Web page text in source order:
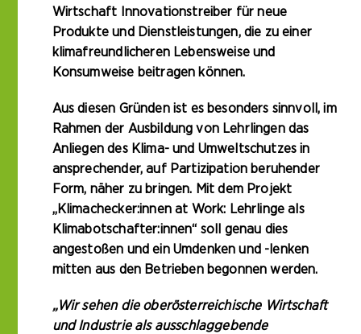
Wirtschaft Innovationstreiber für neue
Produkte und Dienstleistungen, die zu einer
klimafreundlicheren Lebensweise und
Konsumweise beitragen können.
Aus diesen Gründen ist es besonders sinnvoll, im
Rahmen der Ausbildung von Lehrlingen das
Anliegen des Klima- und Umweltschutzes in
ansprechender, auf Partizipation beruhender
Form, näher zu bringen. Mit dem Projekt
„Klimachecker:innen at Work: Lehrlinge als
Klimabotschafter:innen“ soll genau dies
angestoßen und ein Umdenken und -lenken
mitten aus den Betrieben begonnen werden.
„Wir sehen die oberösterreichische Wirtschaft
und Industrie als ausschlaggebende